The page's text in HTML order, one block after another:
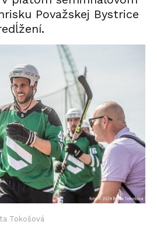
Považskej Bystrice
Tokošová